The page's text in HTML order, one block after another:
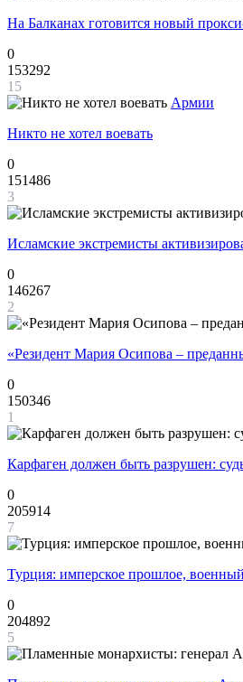
На Балканах готовится новый
0
153292
15
Армии
Никто не хотел воевать
0
151486
3
Исламские экстремисты
0
146267
2
«Резидент Мария Осипова –
0
150346
1
Карфаген должен быть разрушен:
0
205914
7
Турция: имперское прошлое,
0
204892
5